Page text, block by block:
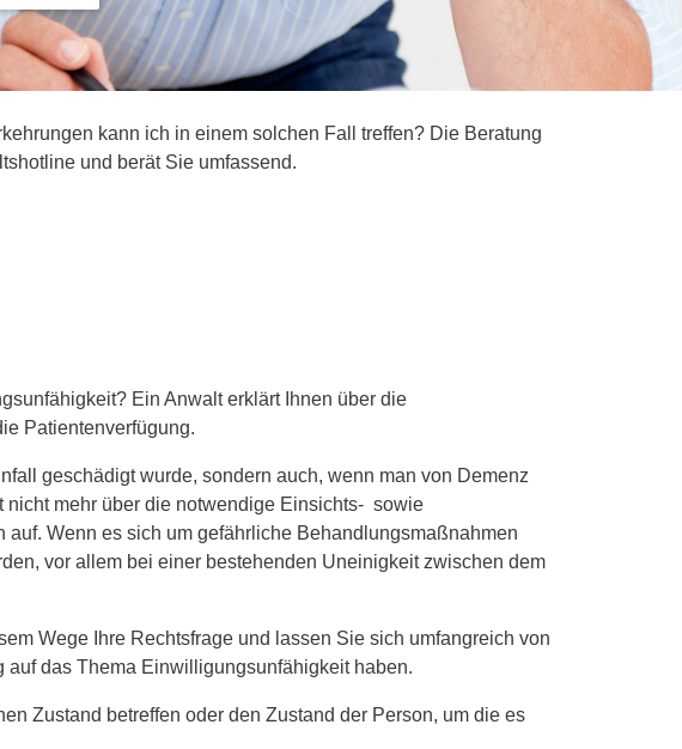
kann ich in einem solchen Fall treffen? Die Beratung
und berät Sie umfassend.
Ein Anwalt erklärt Ihnen über die
Patientenverfügung.
geschädigt wurde, sondern auch, wenn man von Demenz
nicht mehr über die notwendige Einsichts- sowie
Wenn es sich um gefährliche Behandlungsmaßnahmen
vor allem bei einer bestehenden Uneinigkeit zwischen dem
Wege Ihre Rechtsfrage und lassen Sie sich umfangreich von
das Thema Einwilligungsunfähigkeit haben.
Zustand betreffen oder den Zustand der Person, um die es